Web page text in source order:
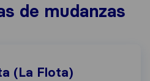
de mudanzas
(La Flota)